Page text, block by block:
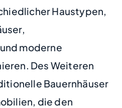
Haustypen,
moderne
Des Weiteren
Bauernhäuser
die den